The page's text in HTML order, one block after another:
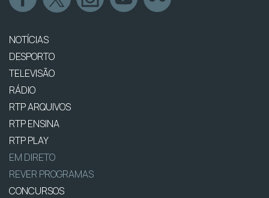
NOTÍCIAS
DESPORTO
TELEVISÃO
RÁDIO
RTP ARQUIVOS
RTP ENSINA
RTP PLAY
EM DIRETO
REVER PROGRAMAS
CONCURSOS